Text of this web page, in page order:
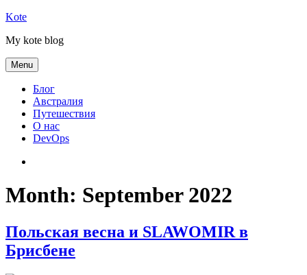
Skip
content
Kote
My kote blog
Menu
Блог
Австралия
Путешествия
О нас
DevOps
Month: September 2022
Польская весна и SLAWOMIR в
Брисбене